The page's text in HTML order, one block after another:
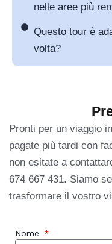
nelle aree più
Questo tour è
volta?
Pronti per un viaggio
pagate più tardi con
non esitate a
674 667 431. Siamo
trasformare il vostro
Nome